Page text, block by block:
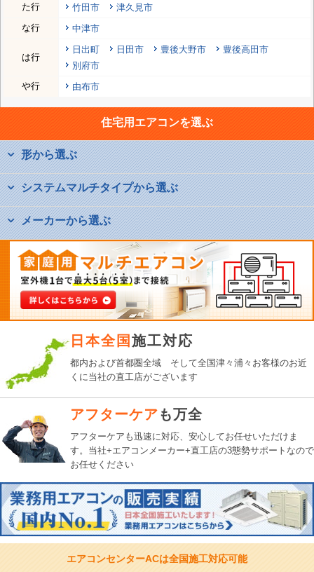
た行
竹田市
津久見市
な行
中津市
は行
日出町 日田市 豊後大野市
豊後高田市
別府市
や行
由布市
住宅用エアコンを選ぶ
形から選ぶ
システムマルチタイプから選ぶ
メーカーから選ぶ
日本全国 施工対応
都内および首都圏全域 そして全国津々浦々お客様のお近
くに当社の直工店がございます
アフターケアも万全
アフターケアも迅速に対応、 安心してお任せいただけま
す。 当社+エアコンメーカー+直工店の3態勢サポートなので
お任せください
エアコンセンターACは全国施工対応可能